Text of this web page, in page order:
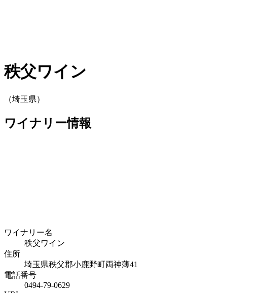
秩父ワイン
（埼玉県）
ワイナリー情報
ワイナリー名
秩父ワイン
住所
埼玉県秩父郡小鹿野町両神薄41
電話番号
0494-79-0629